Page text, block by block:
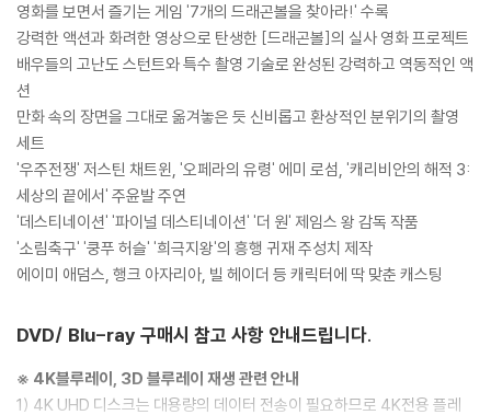
영화를 보면서 즐기는 게임 '7개의 드래곤볼을 찾아라!' 수록
강력한 액션과 화려한 영상으로 탄생한 [드래곤볼]의 실사 영화 프로젝트
배우들의 고난도 스턴트와 특수 촬영 기술로 완성된 강력하고 역동적인 액
션
만화 속의 장면을 그대로 옮겨놓은 듯 신비롭고 환상적인 분위기의 촬영
세트
'우주전쟁' 저스틴 채트윈, '오페라의 유령' 에미 로섬, '캐리비안의 해적 3:
세상의 끝에서' 주윤발 주연
'데스티네이션' '파이널 데스티네이션' '더 원' 제임스 왕 감독 작품
'소림축구' '쿵푸 허슬' '희극지왕'의 흥행 귀재 주성치 제작
에이미 애덤스, 행크 아자리아, 빌 헤이더 등 캐릭터에 딱 맞춘 캐스팅
DVD/ Blu-ray 구매시 참고 사항 안내드립니다.
※ 4K블루레이, 3D 블루레이 재생 관련 안내
1) 4K UHD 디스크는 대용량의 데이터 전송이 필요하므로 4K전용 플레